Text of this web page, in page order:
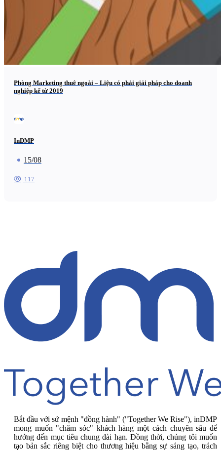
Phòng Marketing thuê ngoài – Liệu có phải giải pháp cho doanh
nghiệp kể từ 2019
InDMP
15/08
117
Bắt đầu với sứ mệnh "đồng hành" ("Together We Rise"), inDMP
mong muốn "chăm sóc" khách hàng một cách chuyên sâu để
hướng đến mục tiêu chung dài hạn. Đồng thời, chúng tôi muốn
tạo bản sắc riêng biệt cho thương hiệu bằng sự sáng tạo, trách